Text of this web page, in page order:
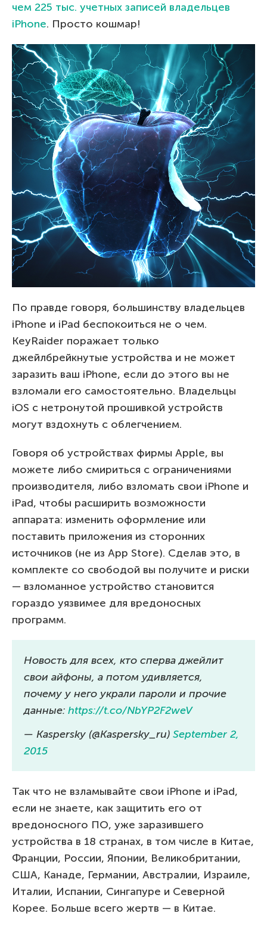
чем 225 тыс. учетных записей владельцев
iPhone. Просто кошмар!
По правде говоря, большинству владельцев
iPhone и iPad беспокоиться не о чем.
KeyRaider поражает только
джейлбрейкнутые устройства и не может
заразить ваш iPhone, если до этого вы не
взломали его самостоятельно. Владельцы
iOS с нетронутой прошивкой устройств
могут вздохнуть с облегчением.
Говоря об устройствах фирмы Apple, вы
можете либо смириться с ограничениями
производителя, либо взломать свои iPhone и
iPad, чтобы расширить возможности
аппарата: изменить оформление или
поставить приложения из сторонних
источников (не из App Store). Сделав это, в
комплекте со свободой вы получите и риски
— взломанное устройство становится
гораздо уязвимее для вредоносных
программ.
Новость для всех, кто сперва джейлит
свои айфоны, а потом удивляется,
почему у него украли пароли и прочие
данные: https://t.co/NbYP2F2weV
— Kaspersky (@Kaspersky_ru) September 2,
2015
Так что не взламывайте свои iPhone и iPad,
если не знаете, как защитить его от
вредоносного ПО, уже заразившего
устройства в 18 странах, в том числе в Китае,
Франции, России, Японии, Великобритании,
США, Канаде, Германии, Австралии, Израиле,
Италии, Испании, Сингапуре и Северной
Корее. Больше всего жертв — в Китае.